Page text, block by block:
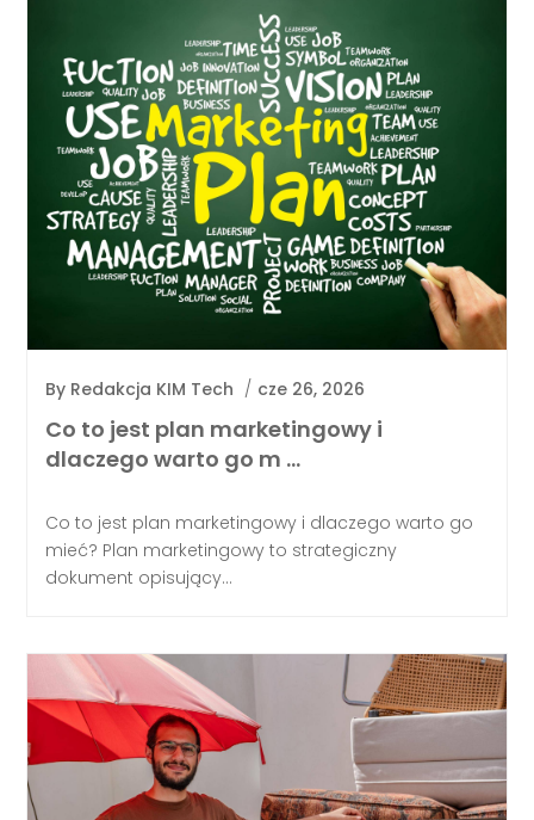
By Redakcja KIM Tech / cze 26, 2026
Co to jest plan marketingowy i
dlaczego warto go m …
Co to jest plan marketingowy i dlaczego warto go
mieć? Plan marketingowy to strategiczny
dokument opisujący...